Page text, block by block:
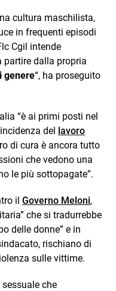
cultura maschilista,
in frequenti episodi
Cgil intende
partire dalla propria
genere“, ha proseguito
“è ai primi posti nel
del lavoro
di cura è ancora tutto
che vedono una
le più sottopagate”.
il Governo Meloni,
che si tradurrebbe
delle donne” e in
rischiano di
sulle vittime.
che